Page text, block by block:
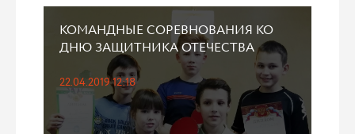
КОМАНДНЫЕ СОРЕВНОВАНИЯ КО
ДНЮ ЗАЩИТНИКА ОТЕЧЕСТВА
22.04.2019 12:18